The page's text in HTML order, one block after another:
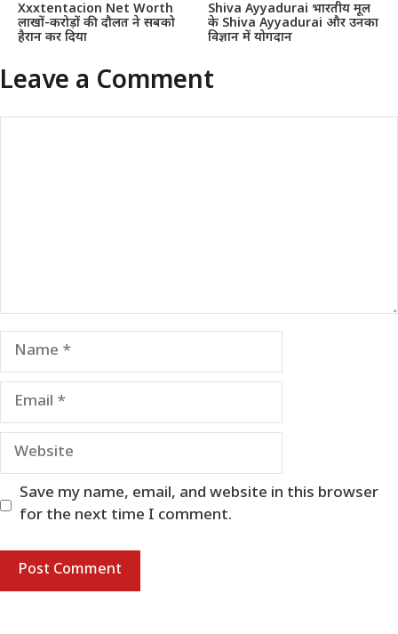
Xxxtentacion Net Worth
लाखों-करोड़ों की दौलत ने सबको
हैरान कर दिया
Shiva Ayyadurai भारतीय मूल
के Shiva Ayyadurai और उनका
विज्ञान में योगदान
Leave a Comment
Name
Email
Website
Save my name, email, and website in this browser
for the next time I comment.